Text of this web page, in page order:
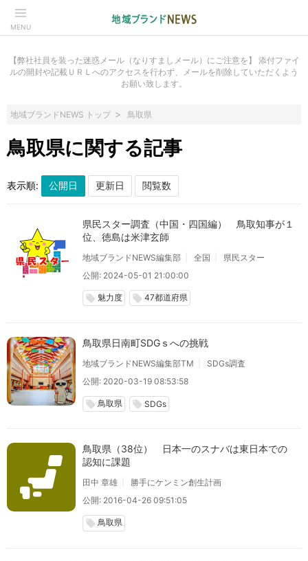
MENU
【弊社社員を装った迷惑メール（なりすましメール）にご注意を】 添付ファイ
ルの開封や記載ＵＲＬへのアクセスを行わず、メールを削除していただくよう
お願い致します。
地域ブランドNEWS トップ 鳥取県
鳥取県に関する記事
表示順:
県民スター調査（中国・四国編） 鳥取知事が１
位、徳島は米津玄師
地域ブランドNEWS編集部 全国
県民スター
公開: 2024-05-01 21:00:00
local_offer 魅力度 local_offer 47都道府県
鳥取県日南町SDGｓへの挑戦
地域ブランドNEWS編集部TM
SDGs調査
公開: 2020-03-19 08:53:58
local_offer 鳥取県 local_offer SDGs
鳥取県（38位） 日本一のスナバは東日本での
認知に課題
田中 章雄
勝手にケンミン創生計画
公開: 2016-04-26 09:51:05
local_offer 鳥取県